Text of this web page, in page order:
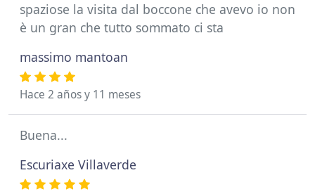
spaziose la visita dal boccone che avevo io non
è un gran che tutto sommato ci sta
massimo mantoan
Hace 2 años y 11 meses
Buena...
Escuriaxe Villaverde